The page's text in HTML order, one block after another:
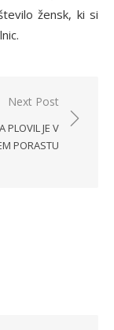
žensk, ki si
Next Post
PLOVIL JE V
PORASTU